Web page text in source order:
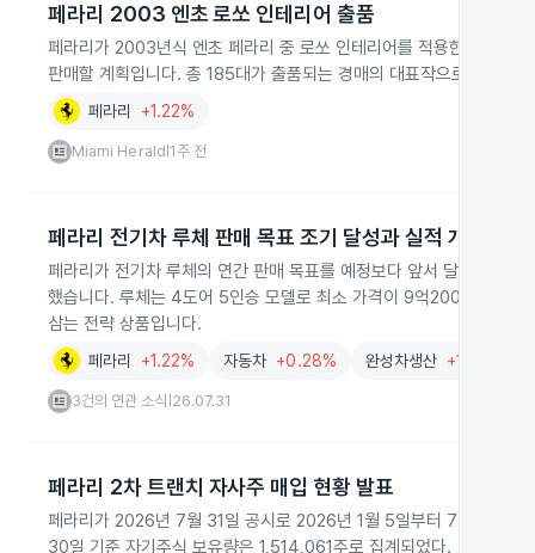
페라리 2003 엔초 로쏘 인테리어 출품
페라리가 2003년식 엔초 페라리 중 로쏘 인테리어를 적용한 희귀
판매할 계획입니다. 총 185대가 출품되는 경매의 대표작으로 주목받
페라리 +1.22%
Miami Herald 1주 전
페라리 전기차 루체 판매 목표 조기 달성과 실적 개선
페라리가 전기차 루체의 연간 판매 목표를 예정보다 앞서 달성했고,
했습니다. 루체는 4도어 5인승 모델로 최소 가격이 9억2000만원부
삼는 전략 상품입니다.
페라리 +1.22% 자동차 +0.28% 완성차생산 +1.11%
3건의 연관 소식 26.07.31
페라리 2차 트랜치 자사주 매입 현황 발표
페라리가 2026년 7월 31일 공시로 2026년 1월 5일부터 7월 30일
30일 기준 자기주식 보유량은 1,514,061주로 집계되었다.